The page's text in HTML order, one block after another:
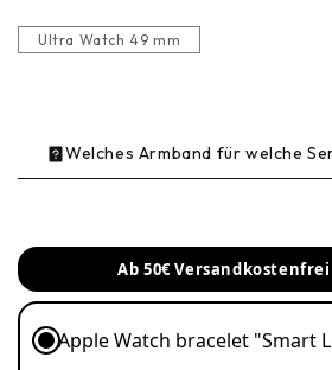
Ultra Watch 49 mm
Ultra Watch 49 mm
Welches Armband für welche
41
Ab 50€
Apple Watch bracelet "Smart